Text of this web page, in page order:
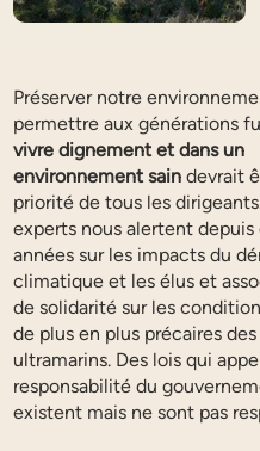
Préserver notre
permettre aux générations
vivre dignement et dans un
environnement sain devrait
priorité de tous les
experts nous alertent depuis
années sur les impacts du
climatique et les élus et
de solidarité sur les
de plus en plus précaires des
ultramarins. Des lois qui
responsabilité du
existent mais ne sont pas